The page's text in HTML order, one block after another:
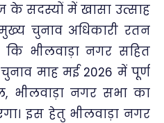
के सदस्यों में खासा उत्साह
चुनाव अधिकारी रतन
कि भीलवाड़ा नगर सहित
माह मई 2026 में पूर्ण
भीलवाड़ा नगर सभा का
इस हेतु भीलवाड़ा नगर